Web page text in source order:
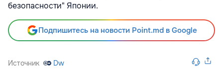
безопасности" Японии.
Подпишитесь на новости Point.md в Google
Источник Dw